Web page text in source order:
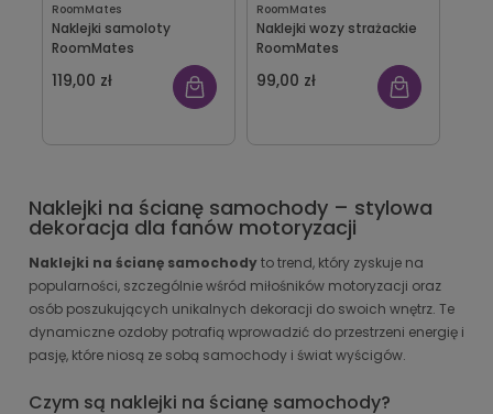
RoomMates
Naklejki samoloty
RoomMates
119,00 zł
RoomMates
Naklejki wozy strażackie
RoomMates
99,00 zł
Naklejki na ścianę samochody – stylowa
dekoracja dla fanów motoryzacji
Naklejki na ścianę samochodyto trend, który zyskuje na
popularności, szczególnie wśród miłośników motoryzacji oraz
osób poszukujących unikalnych dekoracji do swoich wnętrz. Te
dynamiczne ozdoby potrafią wprowadzić do przestrzeni energię i
pasję, które niosą ze sobą samochody i świat wyścigów.
Czym są naklejki na ścianę samochody?